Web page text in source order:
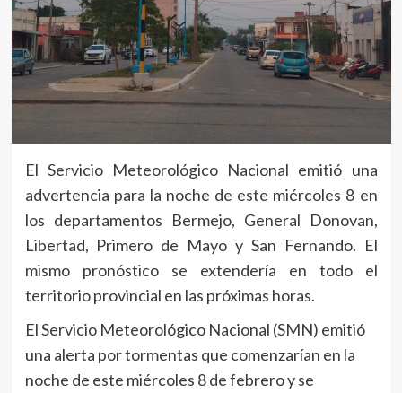
El Servicio Meteorológico Nacional emitió una
advertencia para la noche de este miércoles 8 en
los departamentos Bermejo, General Donovan,
Libertad, Primero de Mayo y San Fernando. El
mismo pronóstico se extendería en todo el
territorio provincial en las próximas horas.
El Servicio Meteorológico Nacional (SMN) emitió
una alerta por tormentas que comenzarían en la
noche de este miércoles 8 de febrero y se